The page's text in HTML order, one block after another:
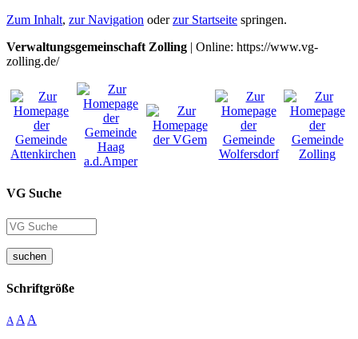
Zum Inhalt, zur Navigation oderzur Startseite springen.
Verwaltungsgemeinschaft Zolling | Online: https://www.vg-
zolling.de/
VG Suche
suchen
Schriftgröße
A A A